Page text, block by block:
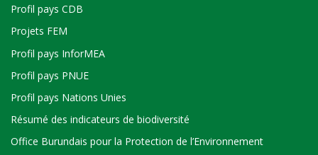
Profil pays CDB
Projets FEM
Profil pays InforMEA
Profil pays PNUE
Profil pays Nations Unies
Résumé des indicateurs de biodiversité
Office Burundais pour la Protection de l’Environnement